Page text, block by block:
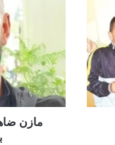
ا
ه
ر
ي
مازن